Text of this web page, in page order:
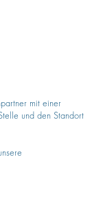
mit einer
und den Standort